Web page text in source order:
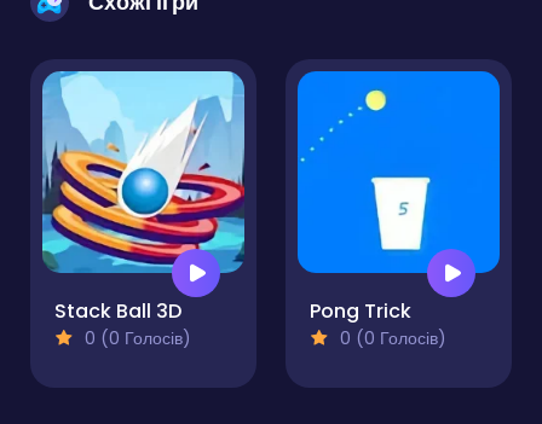
Stack Ball 3D
0 (0 Голосів)
Pong Trick
0 (0 Голосів)